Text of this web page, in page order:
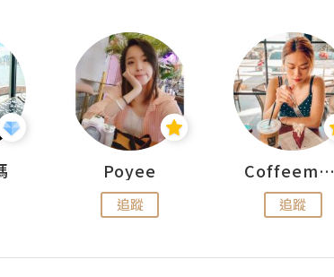
Poyee
追蹤
Coffeemeetjojo
追蹤